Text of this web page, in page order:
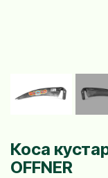
Коса
OFFNER